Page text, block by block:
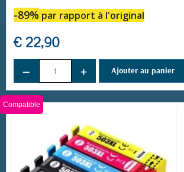
-89% par rapport à l'original
€ 22,90
− + Ajouter au panier
Compatible